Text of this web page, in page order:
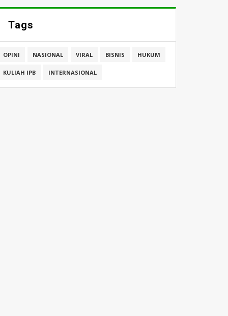
Tags
OPINI NASIONAL VIRAL BISNIS HUKUM
KULIAH IPB INTERNASIONAL